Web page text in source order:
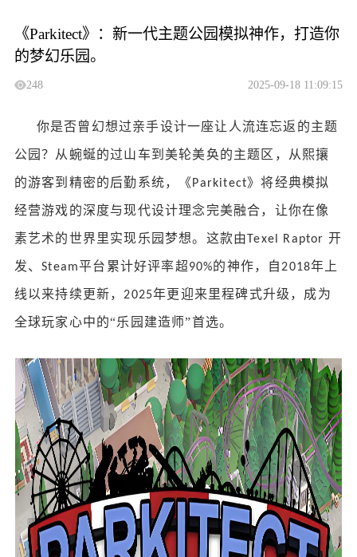
《Parkitect》：新一代主题公园模拟神作，打造你
的梦幻乐园。
248 2025-09-18 11:09:15
你是否曾幻想过亲手设计一座让人流连忘返的主题
公园？从蜿蜒的过山车到美轮美奂的主题区，从熙攘
的游客到精密的后勤系统，《 Parkitect》将经典模拟
经营游戏的深度与现代设计理念完美融合，让你在像
素艺术的世界里实现乐园梦想。这款由 Texel Raptor 开
发、Steam平台累计好评率超90%的神作，自 2018年上
线以来持续更新， 2025年更迎来里程碑式升级，成为
全球玩家心中的“乐园建造师”首选。